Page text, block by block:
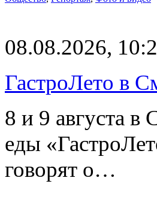
08.08.2026,
ГастроЛето в
8 и 9 августа в
еды
говорят о…